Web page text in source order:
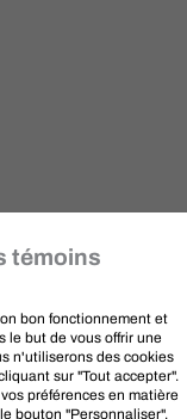
témoins
bon fonctionnement et
le but de vous offrir une
n'utiliserons des cookies
sur "Tout accepter".
préférences en matière
bouton "Personnaliser".